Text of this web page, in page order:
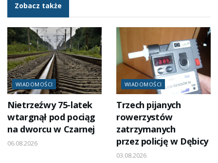
Zobacz także
WIADOMOŚCI
Nietrzeźwy 75-latek
wtargnął pod pociąg
na dworcu w Czarnej
06.08.2026
WIADOMOŚCI
Trzech pijanych
rowerzystów
zatrzymanych
przez policję w Dębicy
03.08.2026